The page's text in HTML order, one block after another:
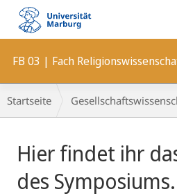
Mobile-
Navigation
FB 03 | Fach
Breadcrumb-
Navigation
Startseite
Hier findet ihr
des Symposiums.